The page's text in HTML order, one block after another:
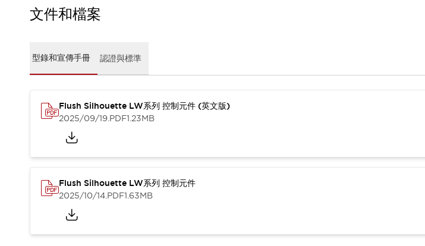
型錄和宣傳手冊
軟體下載
邏輯模擬器
產品資安通知
服務據點
產品變更/停產通知
文件和檔案
型錄和宣傳手冊 認證與標準
Flush Silhouette LW系列 控制元件 (英文版)
2025/09/19.PDF1.23MB
Flush Silhouette LW系列 控制元件
2025/10/14.PDF1.63MB